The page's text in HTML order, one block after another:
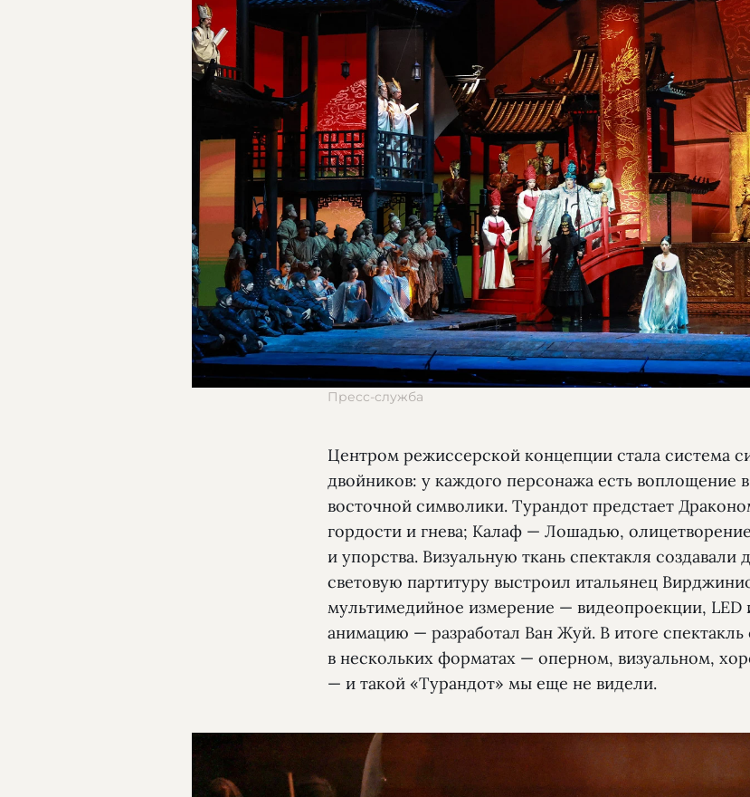
Пресс-служба
Центром режиссерской концепции стала система
двойников: у каждого персонажа есть воплощение в
восточной символики. Турандот предстает
гордости и гнева; Калаф — Лошадью,
и упорства. Визуальную ткань спектакля создавали
световую партитуру выстроил итальянец
мультимедийное измерение — видеопроекции, LED
анимацию — разработал Ван Жуй. В итоге спектакль
в нескольких форматах — оперном, визуальном,
— и такой «Турандот» мы еще не видели.